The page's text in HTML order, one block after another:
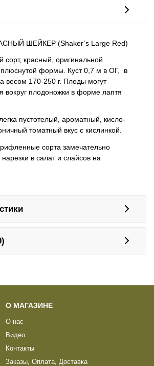
ШЕЙКЕР (Shaker’s Large Red)
сорт, красный, оригинальной
формы. Куст 0,7 м в ОГ, в
весом 170-250 г. Плоды могут
вокруг плодоножки в форме лаптя
пустотелый, ароматный, кисло-
томатный вкус с кислинкой.
рифленные сорта замечательно
в салат и слайсов на
О МАГАЗИНЕ
О нас
Видео
Контакты
Заказы, Оплата, Доставка